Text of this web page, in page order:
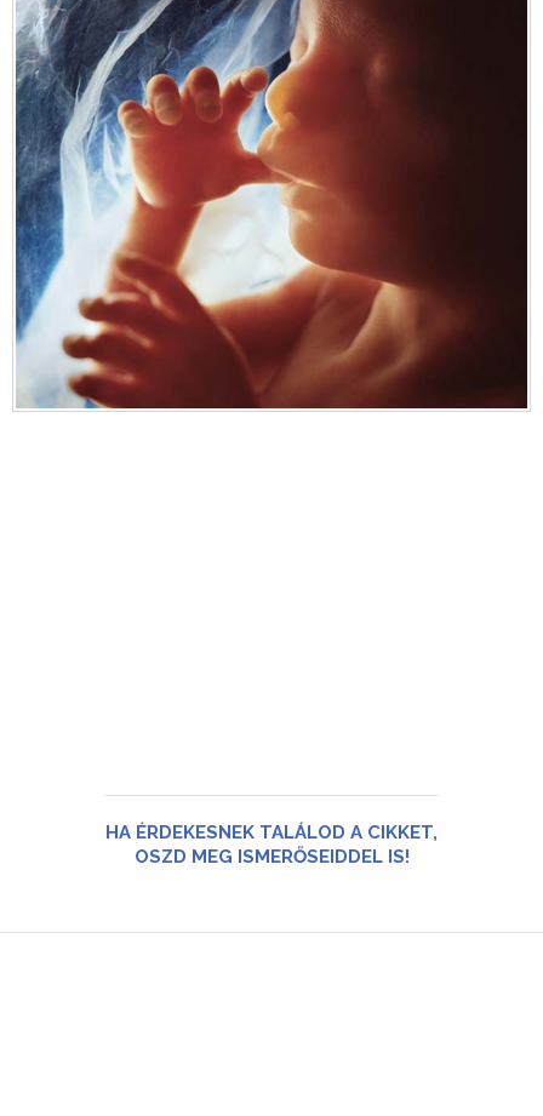
HA ÉRDEKESNEK TALÁLOD A CIKKET,
OSZD MEG ISMERŐSEIDDEL IS!